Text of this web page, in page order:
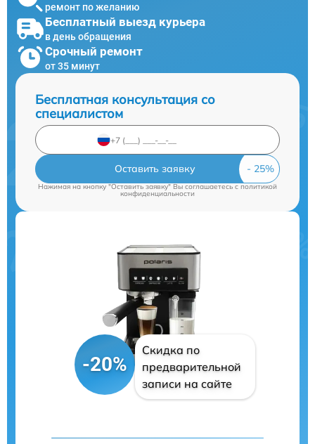
ремонт по желанию
Бесплатный выезд курьера
в день обращения
Срочный ремонт
от 35 минут
Бесплатная консультация со
специалистом
Оставить заявку
Нажимая на кнопку "Оставить заявку" Вы соглашаетесь cполитикой
конфиденциальности
-20%
Скидка по
предварительной
записи на сайте